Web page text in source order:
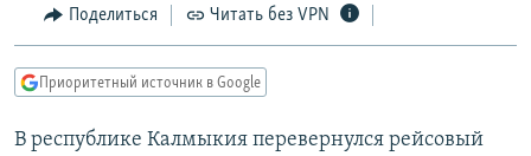
Вернутся
главной
навигации
Вернутся
МНЕНИЯ
IDEL.РЕАЛИИ
КАВКАЗ.РЕАЛИИ
Поделиться Читать без VPN
Приоритетный источник в Google
В республике Калмыкия перевернулся рейсовый